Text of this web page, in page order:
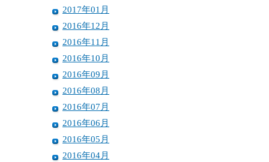
2017年01月
2016年12月
2016年11月
2016年10月
2016年09月
2016年08月
2016年07月
2016年06月
2016年05月
2016年04月